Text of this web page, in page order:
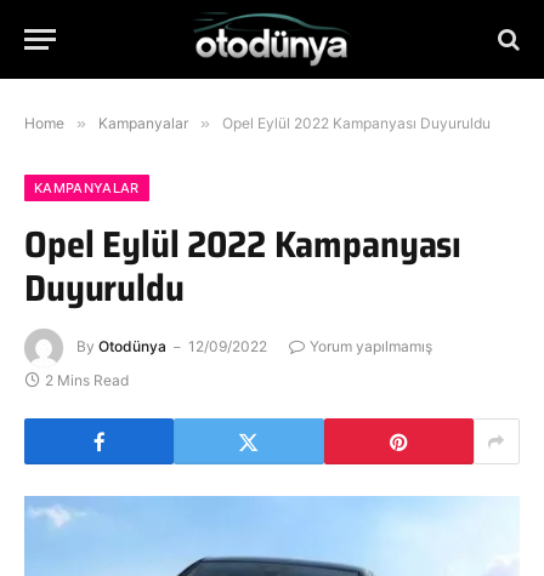
Home » Kampanyalar » Opel Eylül 2022 Kampanyası Duyuruldu
KAMPANYALAR
Opel Eylül 2022 Kampanyası
Duyuruldu
By Otodünya 12/09/2022
Yorum yapılmamış
2 Mins Read